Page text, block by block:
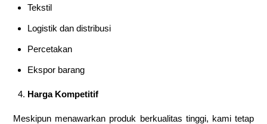
Tekstil
Logistik dan distribusi
Percetakan
Ekspor barang
Harga Kompetitif
Meskipun menawarkan produk berkualitas tinggi, kami tetap